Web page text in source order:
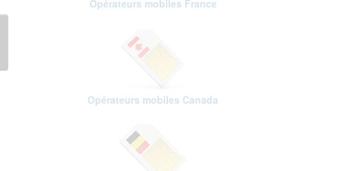
Opérateurs mobiles France
Opérateurs mobiles Canada